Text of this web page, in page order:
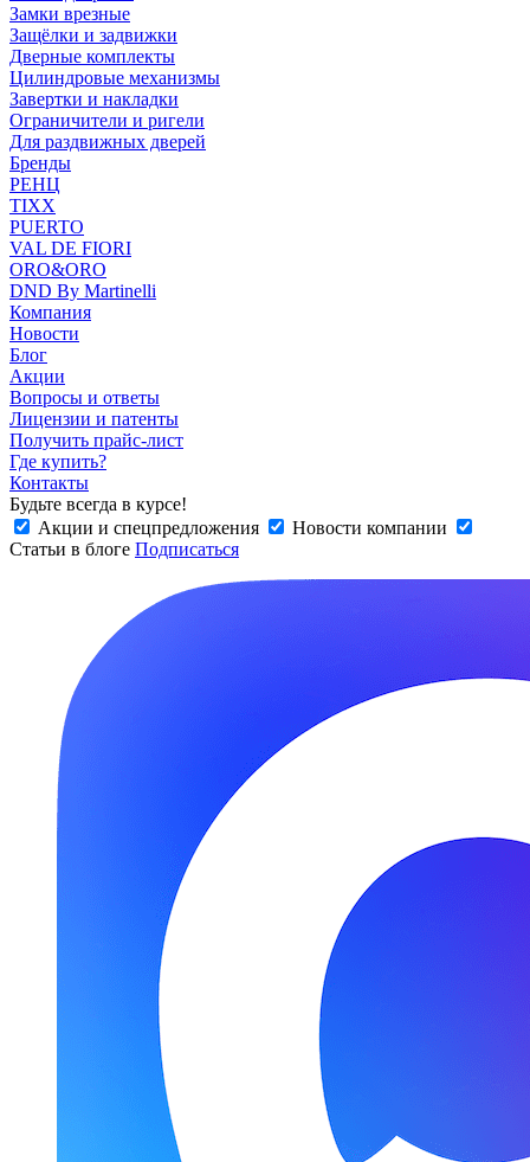
Замки врезные
Защёлки и задвижки
Дверные комплекты
Цилиндровые механизмы
Завертки и накладки
Ограничители и ригели
Для раздвижных дверей
Бренды
РЕНЦ
TIXX
PUERTO
VAL DE FIORI
ORO&ORO
DND By Martinelli
Компания
Новости
Блог
Акции
Вопросы и ответы
Лицензии и патенты
Получить прайс-лист
Где купить?
Контакты
Будьте всегда в курсе!
Акции и спецпредложения
Новости компании
Статьи в блоге Подписаться